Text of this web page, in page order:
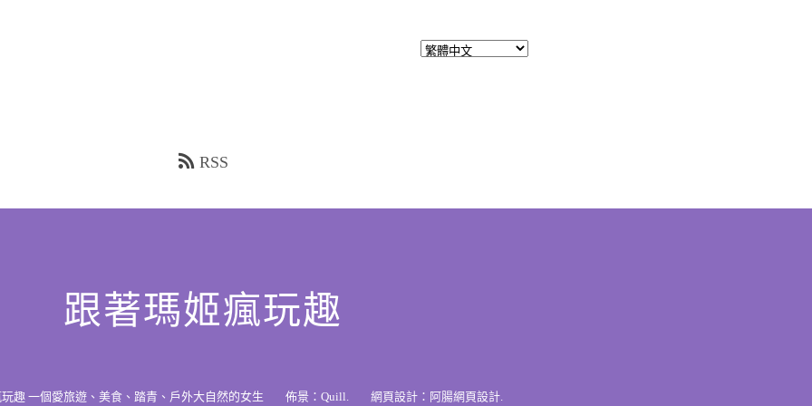
RSS
跟著瑪姬瘋玩趣
趣 一個愛旅遊、美食、踏青、戶外大自然的女生 佈景： Quill. 網頁設計： 阿腸網頁設計.